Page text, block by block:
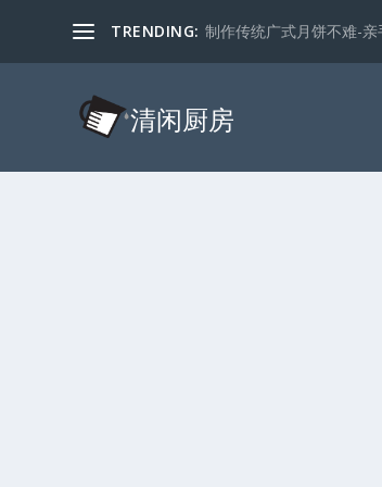
TRENDING: 制作传统广式月饼不难-